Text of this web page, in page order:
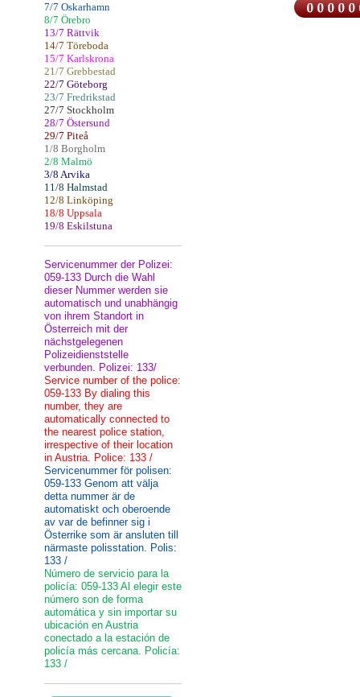
7/7 Oskarhamn
8/7 Örebro
13/7 Rättvik
14/7 Töreboda
15/7 Karlskrona
21/7 Grebbestad
22/7 Göteborg
23/7 Fredrikstad
27/7 Stockholm
28/7 Östersund
29/7 Piteå
1/8 Borgholm
2/8 Malmö
3/8 Arvika
11/8 Halmstad
12/8 Linköping
18/8 Uppsala
19/8 Eskilstuna
Servicenummer der Polizei:
059-133 Durch die Wahl
dieser Nummer werden sie
automatisch und unabhängig
von ihrem Standort in
Österreich mit der
nächstgelegenen
Polizeidienststelle
verbunden. Polizei: 133/
Service number of the police:
059-133 By dialing this
number, they are
automatically connected to
the nearest police station,
irrespective of their location
in Austria. Police: 133 /
Servicenummer för polisen:
059-133 Genom att välja
detta nummer är de
automatiskt och oberoende
av var de befinner sig i
Österrike som är ansluten till
närmaste polisstation. Polis:
133 /
Número de servicio para la
policía: 059-133 Al elegir este
número son de forma
automática y sin importar su
ubicación en Austria
conectado a la estación de
policía más cercana. Policía:
133 /